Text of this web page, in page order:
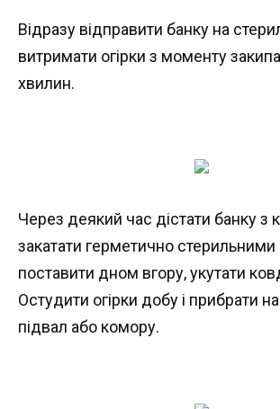
Відразу відправити банку на
витримати огірки з моменту
хвилин.
Через деякий час дістати банку з
закатати герметично
поставити дном вгору, укутати
Остудити огірки добу і прибрати
підвал або комору.